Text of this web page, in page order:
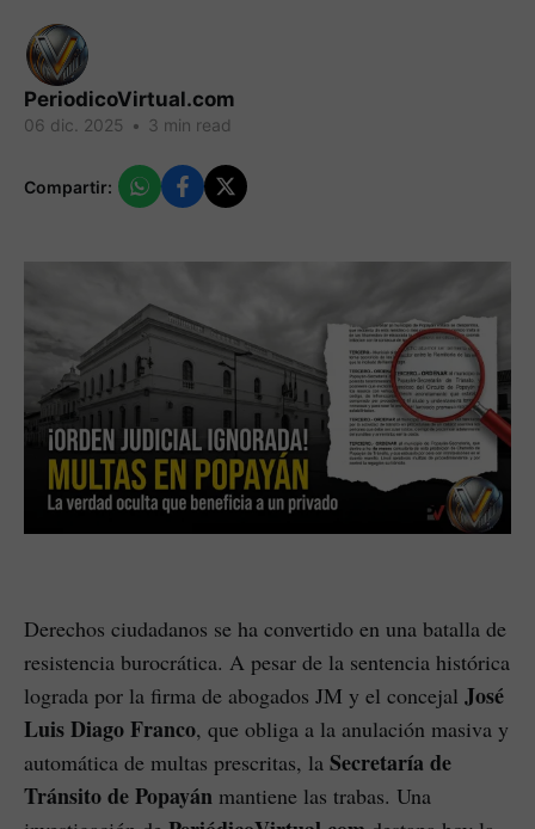
PeriodicoVirtual.com
06 dic. 2025 • 3 min read
Compartir:
Derechos ciudadanos se ha convertido en una batalla de
resistencia burocrática. A pesar de la sentencia histórica
lograda por la firma de abogados JM y el concejal José
Luis Diago Franco, que obliga a la anulación masiva y
automática de multas prescritas, la Secretaría de
Tránsito de Popayán mantiene las trabas. Una